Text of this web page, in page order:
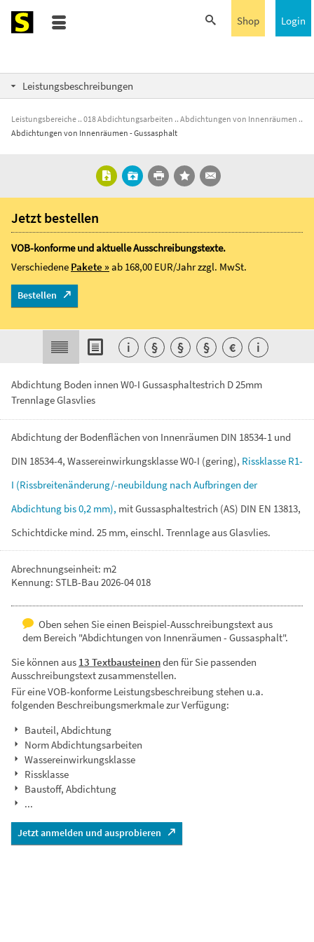
Login
Shop
Leistungsbeschreibungen
Leistungsbereiche 018 Abdichtungsarbeiten
Abdichtungen von Innenräumen
Abdichtungen von Innenräumen - Gussasphalt
Abdichtung Boden innen W0-I Gussasphaltestrich D 25mm
Trennlage Glasvlies
AbdichtungderBodenflächen von Innenräumen DIN 18534-1 und
DIN 18534-4, WassereinwirkungsklasseW0-I (gering), Rissklasse R1-
I (Rissbreitenänderung/-neubildung nach Aufbringen der
Abdichtung bis0,2 mm), mitGussasphaltestrich (AS) DIN EN 13813,
Schichtdicke mind. 25 mm, einschl. TrennlageausGlasvlies.
Abrechnungseinheit: m2
Kennung: STLB-Bau 2026-04 018
Oben sehen Sie einen Beispiel-Ausschreibungstext aus
dem Bereich "Abdichtungen von Innenräumen - Gussasphalt".
Sie können aus 13 Textbausteinenden für Sie passenden
Ausschreibungstext zusammenstellen.
Für eine VOB-konforme Leistungsbeschreibung stehen u.a.
folgenden Beschreibungsmerkmale zur Verfügung:
Bauteil, Abdichtung
Norm Abdichtungsarbeiten
Wassereinwirkungsklasse
Rissklasse
Baustoff, Abdichtung
...
Jetzt anmelden und ausprobieren
Jetzt bestellen
VOB-konforme und aktuelle Ausschreibungstexte.
Verschiedene Pakete »ab 168,00 EUR/Jahrzzgl. MwSt.
Bestellen
i § § § € i